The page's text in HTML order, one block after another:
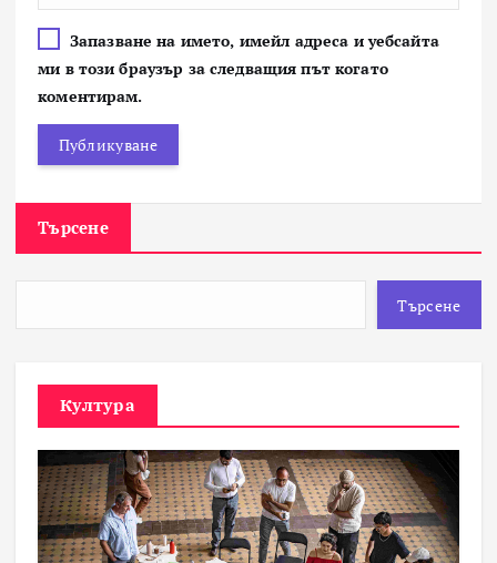
Запазване на името, имейл адреса и уебсайта
ми в този браузър за следващия път когато
коментирам.
Търсене
Търсене
Култура